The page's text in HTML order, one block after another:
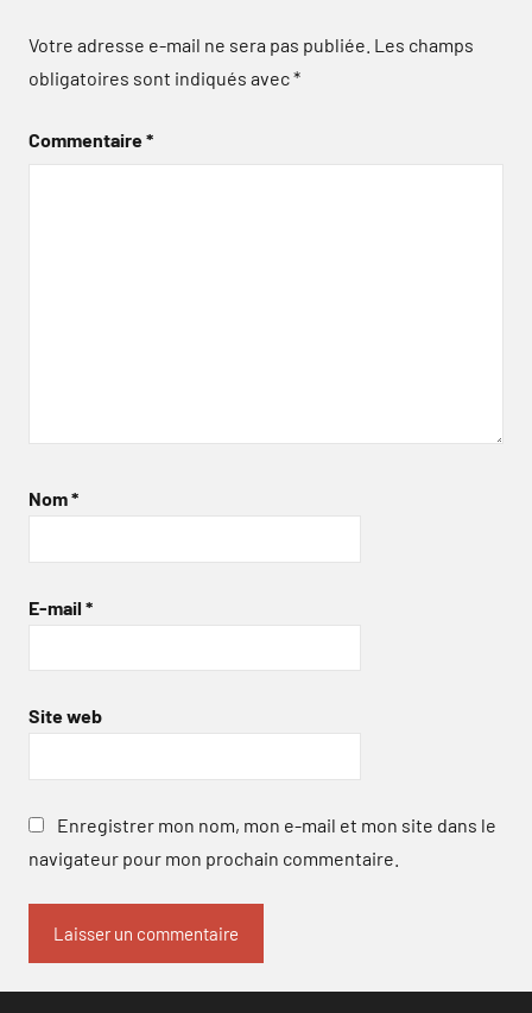
Votre adresse e-mail ne sera pas publiée. Les champs
obligatoires sont indiqués avec*
Commentaire*
Nom*
E-mail *
Site web
Enregistrer mon nom, mon e-mail et mon site dans le
navigateur pour mon prochain commentaire.